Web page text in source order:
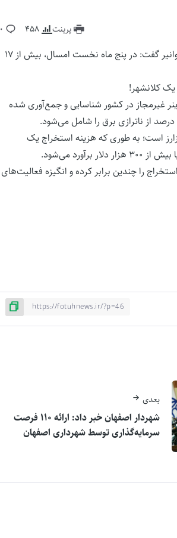
پرینت 458
0
،به نقل از خبرگزاری توانیر، معاون انتقال و تجارت خارجی توانیر گفت: در پنج‌ ماه نخست امسال، بیش از ۱۷
با اشاره به اینکه تاکنون بیش از ۱۷ هزار و ۵۰۰ دستگاه ماینر غیرمجاز در کشور شناسایی و جمع‌آوری شده
است؛ به طوری که هزینه استخراج یک
را چندین برابر کرده و انگیزه فعالیت‌های
بعدی
شهردار اصفهان خبر داد: ارائه ۱۱۰ فرصت
سرمایه‌گذاری توسط شهرداری اصفهان